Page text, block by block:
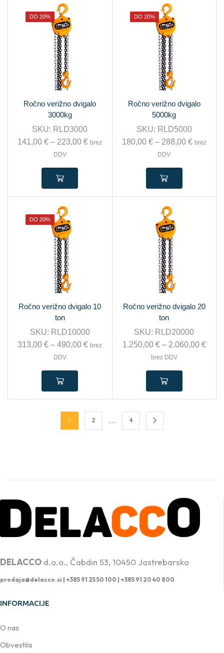
DO 20%
Ročno verižno dvigalo
3000kg
SKU: RLD3000
141,00€ – 223,00€ brez
DDV
DO 20%
Ročno verižno dvigalo
5000kg
SKU: RLD5000
180,00 € – 288,00 € brez
DDV
DO 20%
Ročno verižno dvigalo 10
ton
SKU: RLD10000
313,00€ – 490,00€ brez
DDV
Ročno verižno dvigalo 20
ton
SKU: RLD20000
1.250,00 € – 2.060,00 €
brez DDV
1 2 … 4
DELACCO d.o.o., Čabdin 53, 10450 Jastrebarsko
prodaja@delacco.si | +385 91 25 50 100 | +385 91 20 40 800
INFORMACIJE
O nas
Obvestila